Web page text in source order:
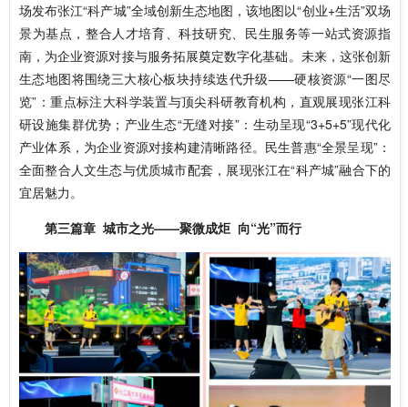
场发布张江“科产城”全域创新生态地图，该地图以“创业+生活”双场
景为基点，整合人才培育、科技研究、民生服务等一站式资源指
南，为企业资源对接与服务拓展奠定数字化基础。未来，这张创新
生态地图将围绕三大核心板块持续迭代升级——硬核资源“一图尽
览”：重点标注大科学装置与顶尖科研教育机构，直观展现张江科
研设施集群优势；产业生态“无缝对接”：生动呈现“3+5+5”现代化
产业体系，为企业资源对接构建清晰路径。民生普惠“全景呈现”：
全面整合人文生态与优质城市配套，展现张江在“科产城”融合下的
宜居魅力。
第三篇章 城市之光——聚微成炬 向“光”而行